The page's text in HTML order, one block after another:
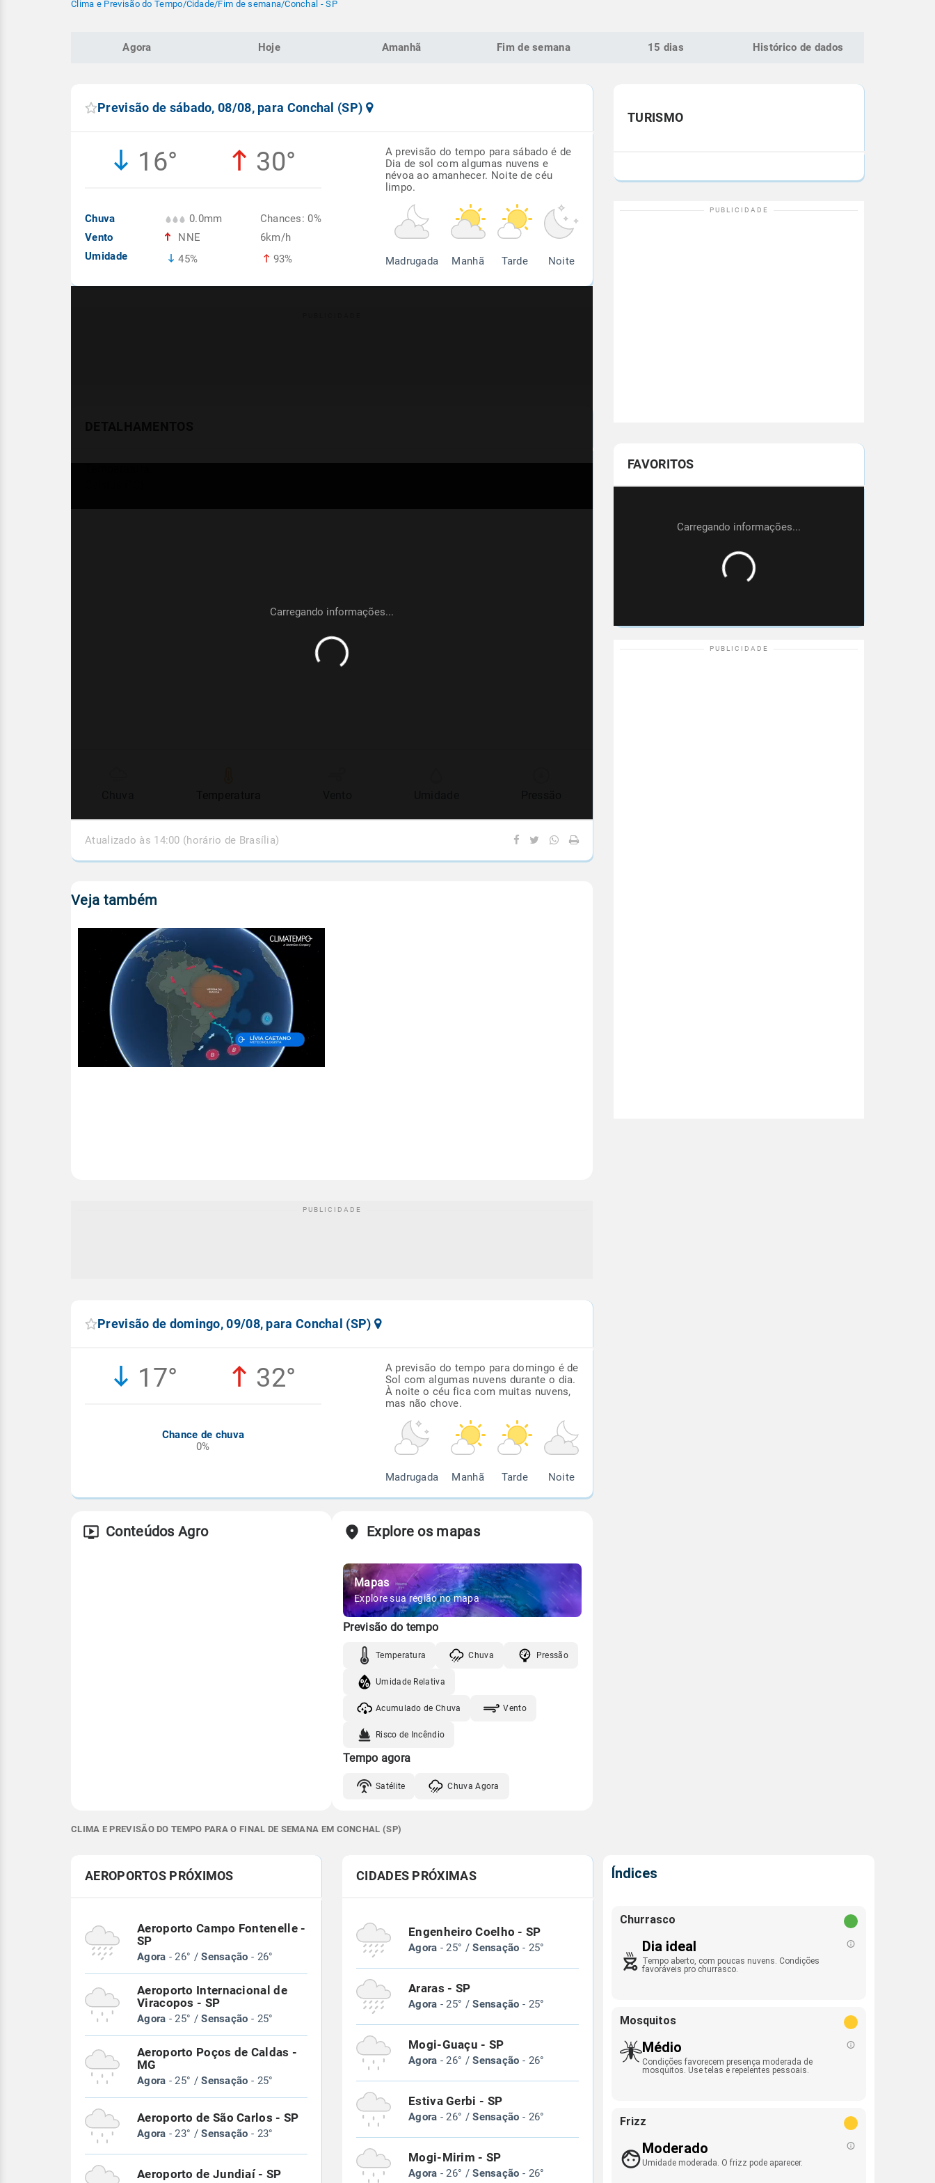
Clima e Previsão do Tempo/Cidade/Fim de semana/Conchal - SP
Agora Hoje Amanhã Fim de semana 15 dias Histórico de dados
Previsão de sábado, 08/08, para Conchal (SP)
16° 30°
Chuva
Vento
Umidade
0.0mm
NNE
45%
Chances: 0%
6km/h
93%
A previsão do tempo para sábado é de
Dia de sol com algumas nuvens e
névoa ao amanhecer. Noite de céu
limpo.
Madrugada Manhã Tarde Noite
Atualizado às 14:00 (horário de Brasília)
Veja também
Previsão de domingo, 09/08, para Conchal (SP)
17° 32°
Chance de chuva
0%
A previsão do tempo para domingo é de
Sol com algumas nuvens durante o dia.
À noite o céu fica com muitas nuvens,
mas não chove.
Madrugada Manhã Tarde Noite
Conteúdos Agro Explore os mapas
Mapas
Explore sua região no mapa
Previsão do tempo
Temperatura Chuva Pressão
Umidade Relativa
Acumulado de Chuva Vento
Risco de Incêndio
Tempo agora
Satélite Chuva Agora
TURISMO
FAVORITOS
CLIMA E PREVISÃO DO TEMPO PARA O FINAL DE SEMANA EM CONCHAL (SP)
AEROPORTOS PRÓXIMOS
Aeroporto Campo Fontenelle -
SP
Agora - 26° /Sensação - 26°
Aeroporto Internacional de
Viracopos - SP
Agora - 25° /Sensação - 25°
Aeroporto Poços de Caldas -
MG
Agora - 25° /Sensação - 25°
Aeroporto de São Carlos - SP
Agora - 23° /Sensação - 23°
Aeroporto de Jundiaí - SP
CIDADES PRÓXIMAS
Engenheiro Coelho - SP
Agora - 25° /Sensação - 25°
Araras - SP
Agora - 25° /Sensação - 25°
Mogi-Guaçu - SP
Agora - 26° /Sensação - 26°
Estiva Gerbi - SP
Agora - 26° /Sensação - 26°
Mogi-Mirim - SP
Agora - 26° /Sensação - 26°
Índices
Churrasco
Dia ideal
Tempo aberto, com poucas nuvens. Condições
favoráveis pro churrasco.
Mosquitos
Médio
Condições favorecem presença moderada de
mosquitos. Use telas e repelentes pessoais.
Frizz
Moderado
Umidade moderada. O frizz pode aparecer.